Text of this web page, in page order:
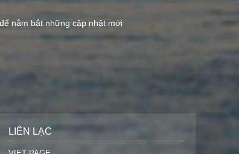
nắm bắt những cập nhật mới
LIÊN LẠC